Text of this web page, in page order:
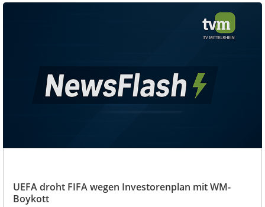
UEFA droht FIFA wegen Investorenplan mit WM-
Boykott